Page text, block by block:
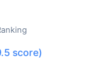
score)